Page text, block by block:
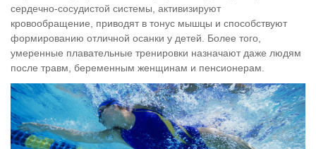
сердечно-сосудистой системы, активизируют
кровообращение, приводят в тонус мышцы и способствуют
формированию отличной осанки у детей. Более того,
умеренные плавательные тренировки назначают даже людям
после травм, беременным женщинам и пенсионерам.